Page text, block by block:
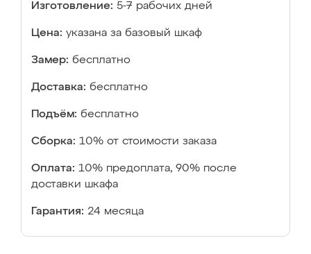
Изготовление: 5-7 рабочих дней
Цена: указана за базовый шкаф
Замер: бесплатно
Доставка: бесплатно
Подъём: бесплатно
Сборка: 10% от стоимости заказа
Оплата: 10% предоплата, 90% после
доставки шкафа
Гарантия: 24 месяца